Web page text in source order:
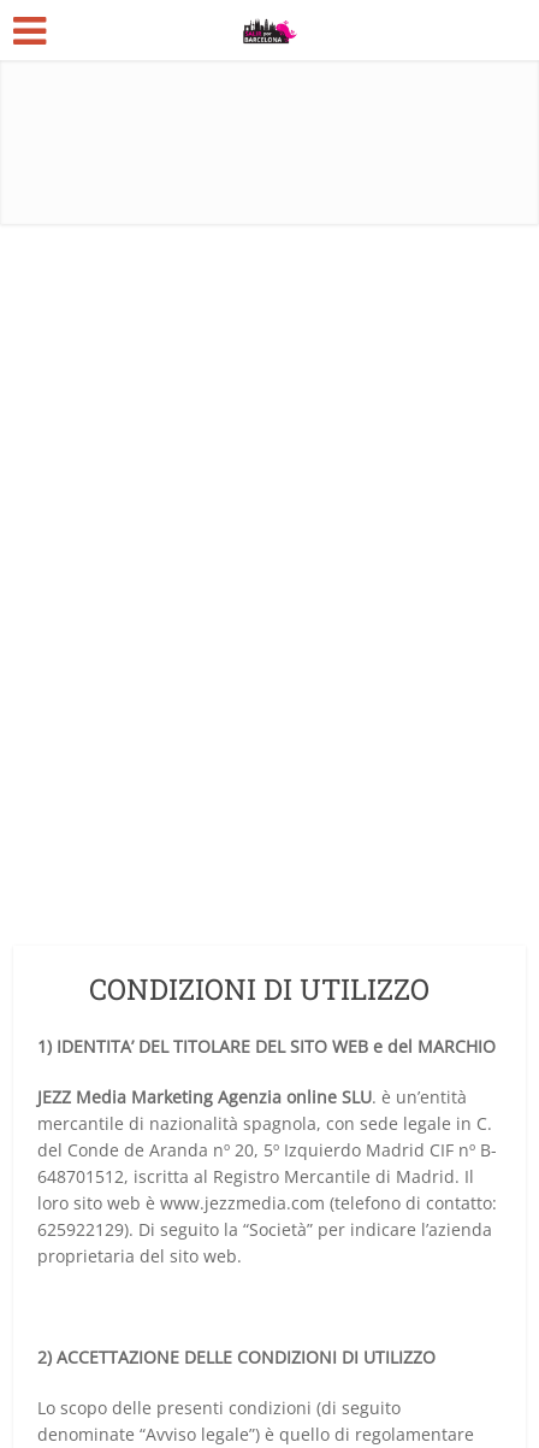
CONDIZIONI DI UTILIZZO
1) IDENTITA’ DEL TITOLARE DEL SITO WEB e del MARCHIO
JEZZ Media Marketing Agenzia online SLU. è un’entità
mercantile di nazionalità spagnola, con sede legale in C.
del Conde de Aranda nº 20, 5º Izquierdo Madrid CIF nº B-
648701512, iscritta al Registro Mercantile di Madrid. Il
loro sito web è www.jezzmedia.com (telefono di contatto:
625922129). Di seguito la “Società” per indicare l’azienda
proprietaria del sito web.
2) ACCETTAZIONE DELLE CONDIZIONI DI UTILIZZO
Lo scopo delle presenti condizioni (di seguito
denominate “Avviso legale”) è quello di regolamentare